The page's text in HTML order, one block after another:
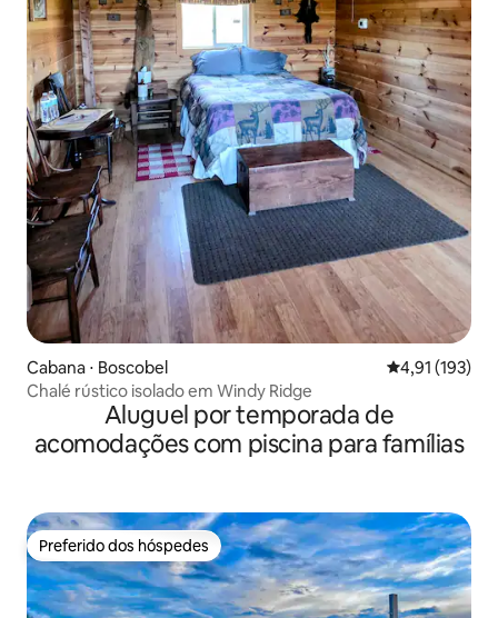
Cabana ⋅ Boscobel 4,91 de uma
4,91 (193)
Chalé rústico isolado em Windy Ridge
Aluguel por temporada de
acomodações com piscina para famílias
Preferido dos hóspedes
Preferido dos hóspedes